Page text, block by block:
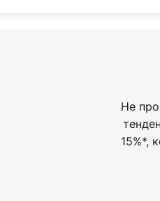
Не
15%*,